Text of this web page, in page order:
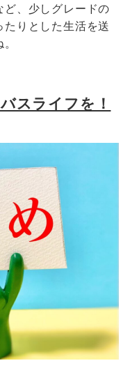
、少しグレードの
りとした生活を送
スライフを！